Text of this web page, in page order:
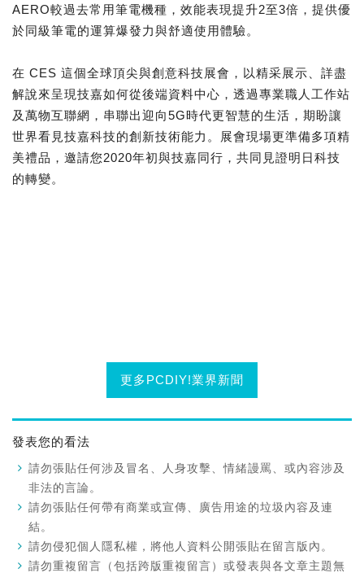
AERO較過去常用筆電機種，效能表現提升2至3倍，提供優
於同級筆電的運算爆發力與舒適使用體驗。
在 CES 這個全球頂尖與創意科技展會，以精采展示、詳盡
解說來呈現技嘉如何從後端資料中心，透過專業職人工作站
及萬物互聯網，串聯出迎向5G時代更智慧的生活，期盼讓
世界看見技嘉科技的創新技術能力。展會現場更準備多項精
美禮品，邀請您2020年初與技嘉同行，共同見證明日科技
的轉變。
更多PCDIY!業界新聞
發表您的看法
請勿張貼任何涉及冒名、人身攻擊、情緒謾罵、或內容涉及
非法的言論。
請勿張貼任何帶有商業或宣傳、廣告用途的垃圾內容及連
結。
請勿侵犯個人隱私權，將他人資料公開張貼在留言版內。
請勿重複留言（包括跨版重複留言）或發表與各文章主題無